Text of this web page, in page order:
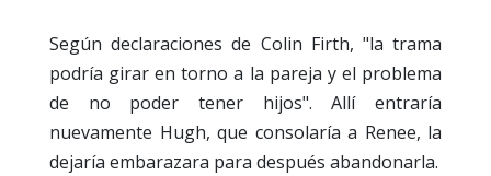
Según declaraciones de Colin Firth, "la trama
podría girar en torno a la pareja y el problema
de no poder tener hijos". Allí entraría
nuevamente Hugh, que consolaría a Renee, la
dejaría embarazara para después abandonarla.